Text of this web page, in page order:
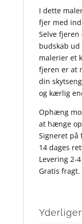
I dette
fjer med
Selve
budskab
malerier et
fjeren er at
din
og kærlig
Ophæng
at hænge
Signeret på
14 dages
Levering 2-
Gratis fragt.